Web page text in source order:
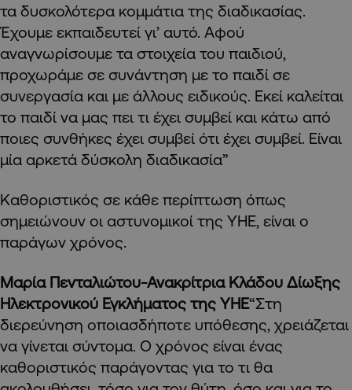
τα δυσκολότερα κομμάτια της διαδικασίας.
Έχουμε εκπαιδευτεί γι’ αυτό. Αφού
αναγνωρίσουμε τα στοιχεία του παιδιού,
προχωράμε σε συνάντηση με το παιδί σε
συνεργασία και με άλλους ειδικούς. Εκεί καλείται
το παιδί να μας πει τι έχει συμβεί και κάτω από
ποιες συνθήκες έχει συμβεί ότι έχει συμβεί. Είναι
μία αρκετά δύσκολη διαδικασία”
Καθοριστικός σε κάθε περίπτωση όπως
σημειώνουν οι αστυνομικοί της ΥΗΕ, είναι ο
παράγων χρόνος.
Μαρία Πενταλιώτου-Ανακρίτρια Κλάδου Δίωξης
Ηλεκτρονικού Εγκλήματος της ΥΗΕ“Στη
διερεύνηση οποιασδήποτε υπόθεσης, χρειάζεται
να γίνεται σύντομα. Ο χρόνος είναι ένας
καθοριστικός παράγοντας για το τι θα